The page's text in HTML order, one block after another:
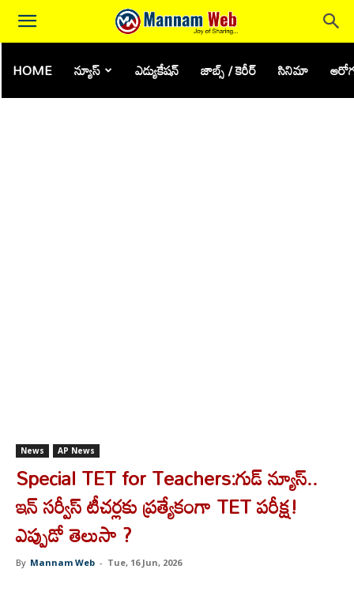
HOME న్యూస్ ఎడ్యుకేషన్ జాబ్స్ / కెరీర్ సినిమా
News AP News
Special TET for Teachers:గుడ్ న్యూస్..
ఇన్ సర్వీస్ టీచర్లకు ప్రత్యేకంగా TET పరీక్ష!
ఎప్పుడో తెలుసా ?
By Mannam Web - Tue, 16 Jun, 2026